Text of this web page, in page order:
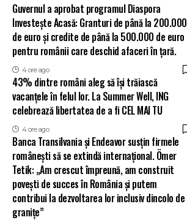
Guvernul a aprobat programul Diaspora
Investește Acasă: Granturi de până la 200.000
de euro și credite de până la 500.000 de euro
pentru românii care deschid afaceri în țară.
4 ore ago
43% dintre români aleg să își trăiască
vacanțele în felul lor. La Summer Well, ING
celebrează libertatea de a fi CEL MAI TU
4 ore ago
Banca Transilvania și Endeavor susțin firmele
românești să se extindă internațional. Ömer
Tetik: „Am crescut împreună, am construit
povești de succes în România și putem
contribui la dezvoltarea lor inclusiv dincolo de
granițe”